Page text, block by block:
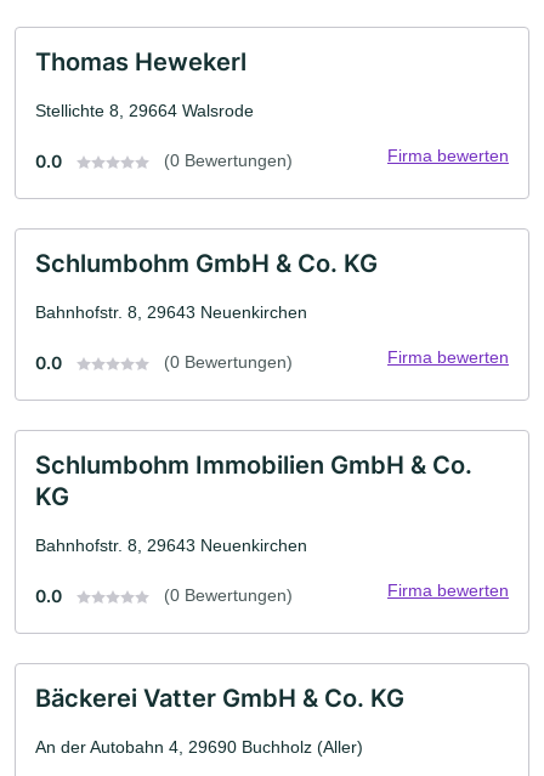
Thomas Hewekerl
Stellichte 8, 29664 Walsrode
0.0 (0 Bewertungen) Firma bewerten
Schlumbohm GmbH & Co. KG
Bahnhofstr. 8, 29643 Neuenkirchen
0.0 (0 Bewertungen) Firma bewerten
Schlumbohm Immobilien GmbH & Co.
KG
Bahnhofstr. 8, 29643 Neuenkirchen
0.0 (0 Bewertungen) Firma bewerten
Bäckerei Vatter GmbH & Co. KG
An der Autobahn 4, 29690 Buchholz (Aller)